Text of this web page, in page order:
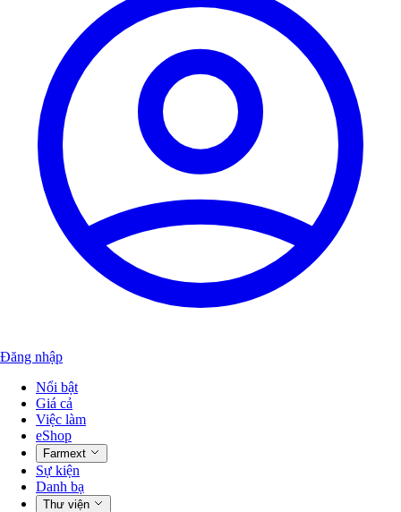
Đăng nhập
Nổi bật
Giá cả
Việc làm
eShop
Farmext
Sự kiện
Danh bạ
Thư viện